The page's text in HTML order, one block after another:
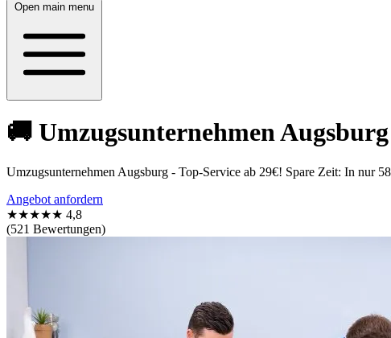
Open main menu
🚚 Umzugsunternehmen
Umzugsunternehmen Augsburg - Top-Service ab 29€! Spare Zeit: In nur
Angebot anfordern
★★★★★ 4,8
(521 Bewertungen)